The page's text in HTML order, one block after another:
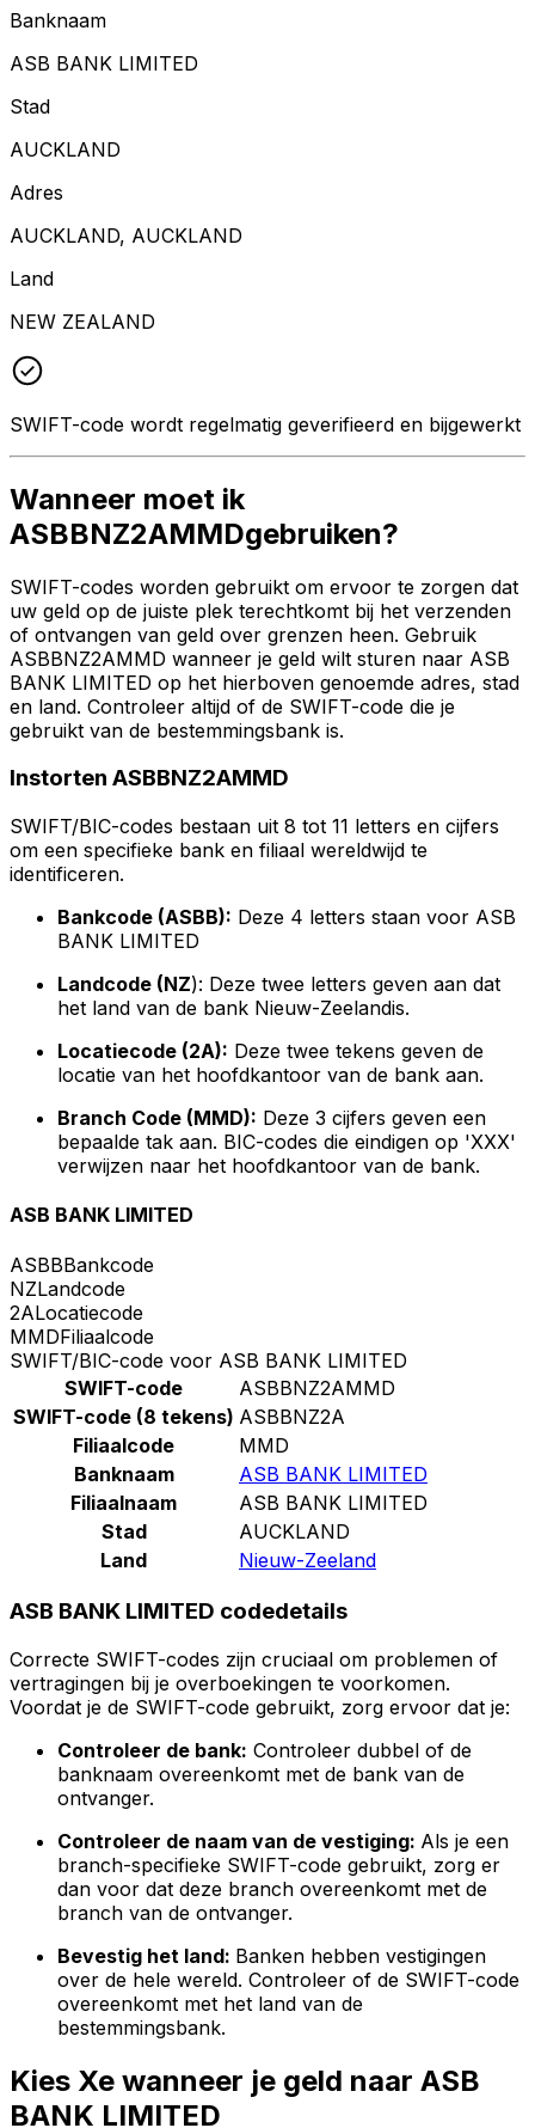
Banknaam
ASB BANK LIMITED
Stad
AUCKLAND
Adres
AUCKLAND, AUCKLAND
Land
NEW ZEALAND
SWIFT-code wordt regelmatig geverifieerd en bijgewerkt
Wanneer moet ik
ASBBNZ2AMMDgebruiken?
SWIFT-codes worden gebruikt om ervoor te zorgen dat
uw geld op de juiste plek terechtkomt bij het verzenden
of ontvangen van geld over grenzen heen. Gebruik
ASBBNZ2AMMD wanneer je geld wilt sturen naar ASB
BANK LIMITED op het hierboven genoemde adres, stad
en land. Controleer altijd of de SWIFT-code die je
gebruikt van de bestemmingsbank is.
Instorten ASBBNZ2AMMD
SWIFT/BIC-codes bestaan uit 8 tot 11 letters en cijfers
om een specifieke bank en filiaal wereldwijd te
identificeren.
Bankcode (ASBB): Deze 4 letters staan voor ASB
BANK LIMITED
Landcode (NZ): Deze twee letters geven aan dat
het land van de bank Nieuw-Zeelandis.
Locatiecode (2A): Deze twee tekens geven de
locatie van het hoofdkantoor van de bank aan.
Branch Code (MMD): Deze 3 cijfers geven een
bepaalde tak aan. BIC-codes die eindigen op 'XXX'
verwijzen naar het hoofdkantoor van de bank.
ASB BANK LIMITED
ASBBBankcode
NZLandcode
2ALocatiecode
MMDFiliaalcode
SWIFT/BIC-code voor ASB BANK LIMITED
SWIFT-code
ASBBNZ2AMMD
SWIFT-code (8 tekens) ASBBNZ2A
Filiaalcode
MMD
Banknaam
ASB BANK LIMITED
Filiaalnaam
ASB BANK LIMITED
Stad
AUCKLAND
Land
Nieuw-Zeeland
ASB BANK LIMITED codedetails
Correcte SWIFT-codes zijn cruciaal om problemen of
vertragingen bij je overboekingen te voorkomen.
Voordat je de SWIFT-code gebruikt, zorg ervoor dat je:
Controleer de bank: Controleer dubbel of de
banknaam overeenkomt met de bank van de
ontvanger.
Controleer de naam van de vestiging: Als je een
branch-specifieke SWIFT-code gebruikt, zorg er
dan voor dat deze branch overeenkomt met de
branch van de ontvanger.
Bevestig het land: Banken hebben vestigingen
over de hele wereld. Controleer of de SWIFT-code
overeenkomt met het land van de
bestemmingsbank.
Kies Xe wanneer je geld naar ASB
BANK LIMITED